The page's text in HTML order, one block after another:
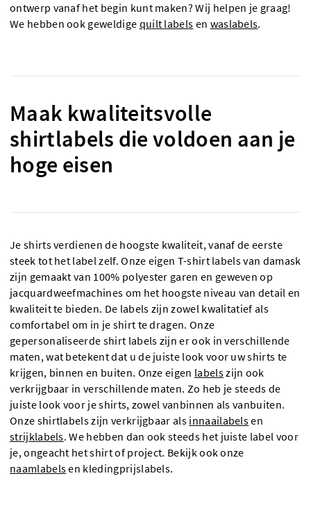
ontwerp vanaf het begin kunt maken? Wij helpen je graag!
We hebben ook geweldige quilt labels en waslabels.
Maak kwaliteitsvolle
shirtlabels die voldoen aan je
hoge eisen
Je shirts verdienen de hoogste kwaliteit, vanaf de eerste
steek tot het label zelf. Onze eigen T-shirt labels van damask
zijn gemaakt van 100% polyester garen en geweven op
jacquardweefmachines om het hoogste niveau van detail en
kwaliteit te bieden. De labels zijn zowel kwalitatief als
comfortabel om in je shirt te dragen. Onze
gepersonaliseerde shirt labels zijn er ook in verschillende
maten, wat betekent dat u de juiste look voor uw shirts te
krijgen, binnen en buiten. Onze eigen labelszijn ook
verkrijgbaar in verschillende maten. Zo heb je steeds de
juiste look voor je shirts, zowel vanbinnen als vanbuiten.
Onze shirtlabels zijn verkrijgbaar als innaailabelsen
strijklabels. We hebben dan ook steeds het juiste label voor
je, ongeacht het shirt of project. Bekijk ook onze
naamlabelsen kledingprijslabels.